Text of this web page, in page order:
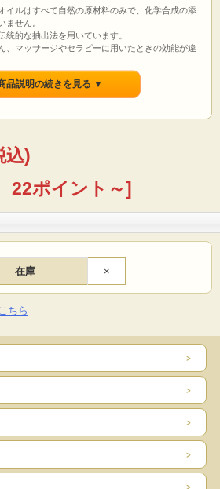
イルはすべて自然の原材料のみで、化学合成の添
ません。
的な抽出法を用いています。
、マッサージやセラピーに用いたときの効能が違
けします。
品説明の続きを見る ▼
込)
ポイント～]
在庫 ×
ちら